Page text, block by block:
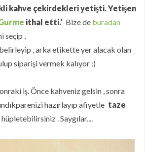
kahve çekirdekleri yetişti. Yetişen
ithal etti.' Bize de buradan
seçip ,
, arka etikette yer alacak olan
siparişi vermek kalıyor :)
iş. Önce kahveniz gelsin , sonra
hazırlayıp afiyetle taze
. Saygılar....